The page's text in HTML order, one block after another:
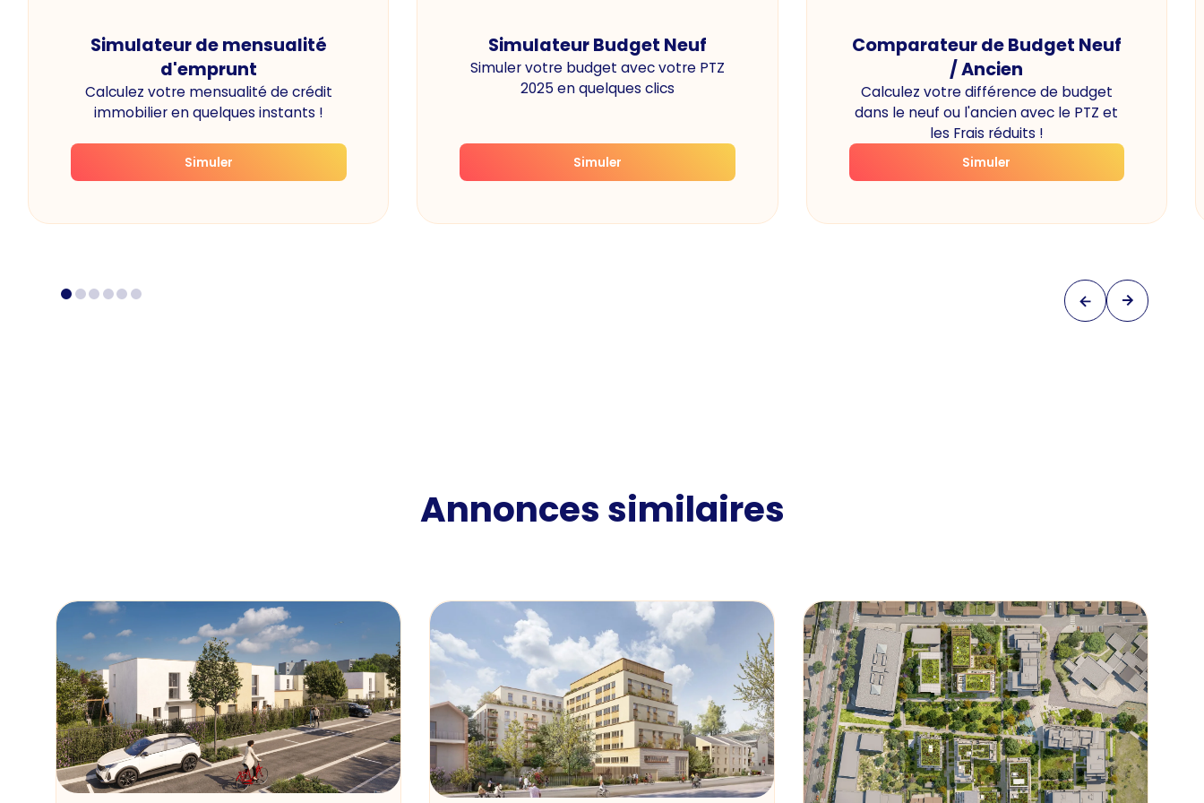
Simulateur de mensualité
d'emprunt
Calculez votre mensualité de crédit
immobilier en quelques instants !
Simuler
Simulateur Budget Neuf
Simuler votre budget avec votre PTZ
2025 en quelques clics
Simuler
Comparateur de Budget Neuf
/ Ancien
Calculez votre différence de budget
dans le neuf ou l'ancien avec le PTZ et
les Frais réduits !
Simuler
Annonces similaires